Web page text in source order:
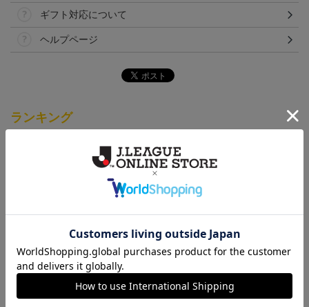
ギフト対応について
ヘルプページ
ランキング
「2026/27シーズン 明治
ティックユニフォームFP
1st
19,800円～24,500円
[2026/27シーズン 明治安
田J3リーグ]ベビーユニフ
ォーム上下セット(FP1st
デザイン)
4,950円
田J3リーグ]ドッグシャツ
小型犬用(FP1stデザイン)
4,950円